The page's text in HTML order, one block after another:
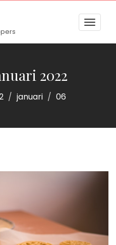
Toggle
2022
januari 06